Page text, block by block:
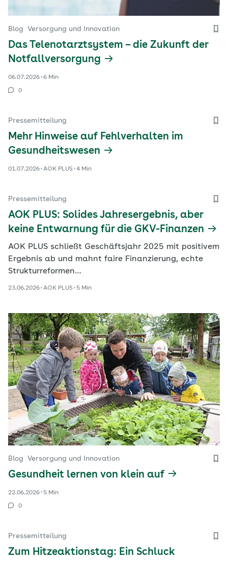
Blog Versorgung und Innovation
Das Telenotarztsystem – die Zukunft der
Notfallversorgung
06.07.2026 6 Min
0
Pressemitteilung
Mehr Hinweise auf Fehlverhalten im
Gesundheitswesen
01.07.2026 AOK PLUS 4 Min
Pressemitteilung
AOK PLUS: Solides Jahresergebnis, aber
keine Entwarnung für die GKV-Finanzen
AOK PLUS schließt Geschäftsjahr 2025 mit positivem
Ergebnis ab und mahnt faire Finanzierung, echte
Strukturreformen…
23.06.2026 AOK PLUS 5 Min
Blog Versorgung und Innovation
Gesundheit lernen von klein auf
22.06.2026 5 Min
0
Pressemitteilung
Zum Hitzeaktionstag: Ein Schluck